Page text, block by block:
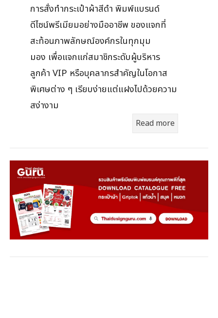
การสั่งทำกระเป๋าผ้าสีดำ พิมพ์แบรนด์
ดีไซน์พรีเมียมอย่างมืออาชีพ ของแจกที่
สะท้อนภาพลักษณ์องค์กรในทุกมุม
มอง เพื่อแจกแก่สมาชิกระดับผู้บริหาร
ลูกค้า VIP หรือบุคลากรสำคัญในโอกาส
พิเศษต่าง ๆ เรียบง่ายแต่แฝงไปด้วยความ
สง่างาม
Read more